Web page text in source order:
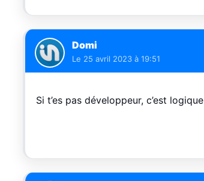
Domi
Le 25 avril 2023 à 19:51
Si t’es pas développeur, c’est logique